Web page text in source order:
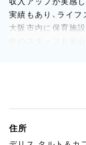
実績もあり、ライ
大阪市内に保育施
中のスタッフも安
住所